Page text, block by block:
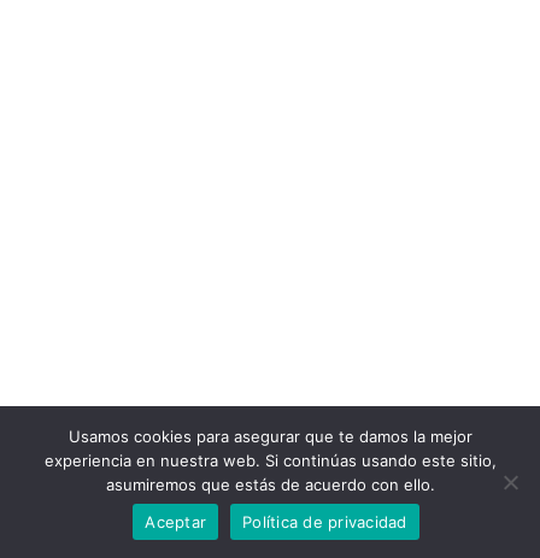
copyright © todosloscementerios.com
Política de Privacidad
Usamos cookies para asegurar que te damos la mejor
experiencia en nuestra web. Si continúas usando este sitio,
asumiremos que estás de acuerdo con ello.
Aceptar
Política de privacidad